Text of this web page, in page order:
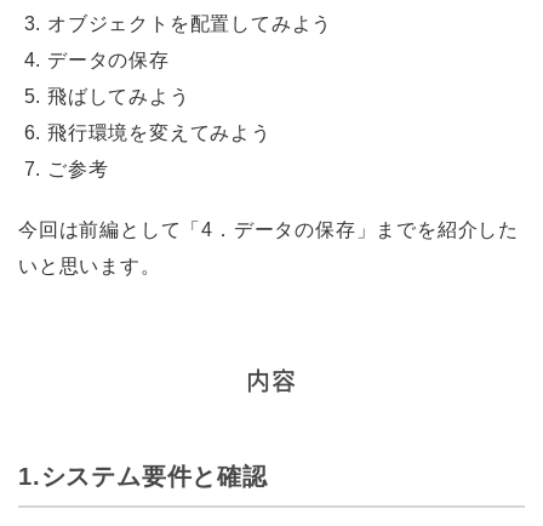
オブジェクトを配置してみよう
データの保存
飛ばしてみよう
飛行環境を変えてみよう
ご参考
今回は前編として「4．データの保存」までを紹介した
いと思います。
内容
1.システム要件と確認